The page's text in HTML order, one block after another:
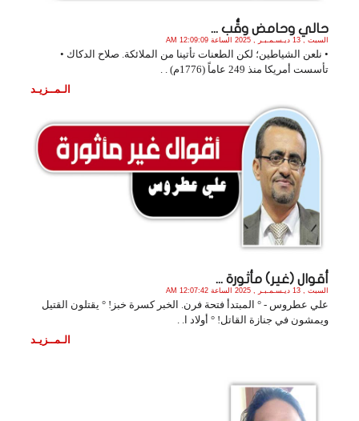
حالي وحامض وقُّب ...
السبت , 13 ديـسـمـبـر , 2025 الساعة 12:09:09 AM
• نلعن الشياطين؛ لكن الطعنات تأتينا من الملائكة. صلاح الدكاك •
تأسست أمريكا منذ 249 عاماً (1776م) . .
الـمــزيـد
أقوال (غير) مأثورة ...
السبت , 13 ديـسـمـبـر , 2025 الساعة 12:07:42 AM
علي عطروس - ° المبتدأ فتحة فرن. الخبر كسرة خبز! ° يقتلون القتيل
ويمشون في جنازة القاتل! ° أولاد ا. .
الـمــزيـد